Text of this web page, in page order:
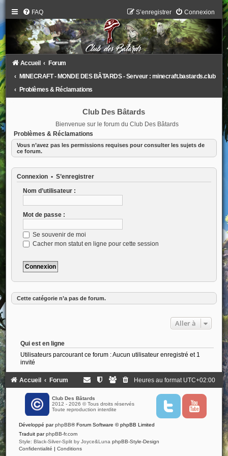
FAQ Connexion
S’enregistrer
Accueil
Forum
MINECRAFT - MONDE DES BÂTARDS - Serveur : minecraft.bastards.club
Problèmes & Réclamations
Club Des Bâtards
Bienvenue sur le forum du Club Des Bâtards
Problèmes & Réclamations
Vous n’avez pas les permissions requises pour consulter les sujets de
ce forum.
Connexion• S’enregistrer
Nom d’utilisateur :
Mot de passe :
Se souvenir de moi
Cacher mon statut en ligne pour cette session
Cette catégorie n’a pas de forum.
Aller à
Qui est en ligne
Utilisateurs parcourant ce forum : Aucun utilisateur enregistré et 1
invité
Accueil Forum Heures au format UTC+02:00
Club Des Bâtards
2012 - 2026 © Tous droits réservés
Toute reproduction interdite
T
i
Y
u
Développé parphpBB® Forum Software © phpBB Limited
Traduit parphpBB-fr.com
Style: Black-Silver-Split by Joyce&Luna phpBB-Style-Design
Confidentialité | Conditions